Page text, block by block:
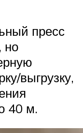
пресс
но
выгрузку,
40 м.